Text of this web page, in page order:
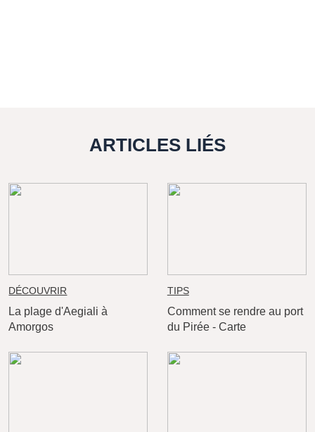
ARTICLES LIÉS
DÉCOUVRIR
La plage d'Aegiali à
Amorgos
TIPS
Comment se rendre au port
du Pirée - Carte